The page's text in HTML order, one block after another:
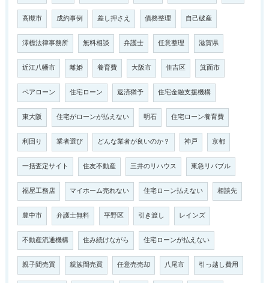
高槻市 成約事例 差し押さえ 債務整理 自己破産
澪標法律事務所 無料相談 弁護士 任意整理 滋賀県
近江八幡市 離婚 養育費 大阪市 住吉区 箕面市
ペアローン 住宅ローン 返済猶予 住宅金融支援機構
東大阪 住宅がローンが払えない 明石 住宅ローン養育費
利回り 業者選び どんな業者が良いのか？ 神戸 京都
一括査定サイト 住友不動産 三井のリハウス 東急リバブル
福屋工務店 マイホーム売れない 住宅ローン払えない 相談先
豊中市 弁護士無料 平野区 引き渡し レインズ
不動産流通機構 住み続けながら 住宅ローンが払えない
親子間売買 親族間売買 任意売売却 八尾市 引っ越し費用